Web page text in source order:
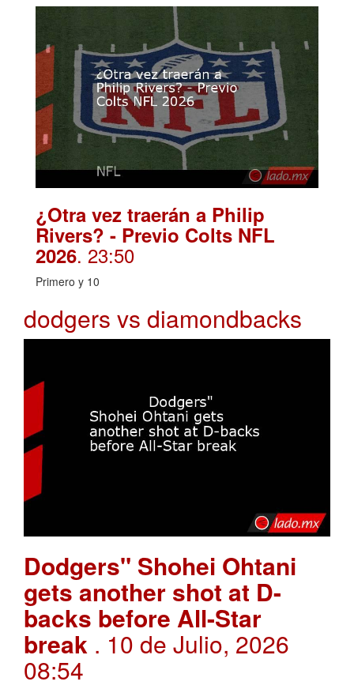
¿Otra vez traerán a Philip
Rivers? - Previo Colts NFL
2026. 23:50
Primero y 10
dodgers vs diamondbacks
Dodgers" Shohei Ohtani
gets another shot at D-
backs before All-Star
break . 10 de Julio, 2026
08:54